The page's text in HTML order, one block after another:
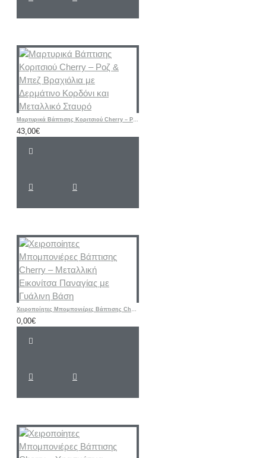
Μαρτυρικά Βάπτισης Κοριτσιού Cherry – Ροζ & Μπεζ Βραχιόλια με Δερμάτινο Κορδόνι και Μεταλλικό Σταυρό
43,00€
Χειροποίητες Μπομπονιέρες Βάπτισης Cherry – Μεταλλική Εικονίτσα Παναγίας με Γυάλινη Βάση
0,00€